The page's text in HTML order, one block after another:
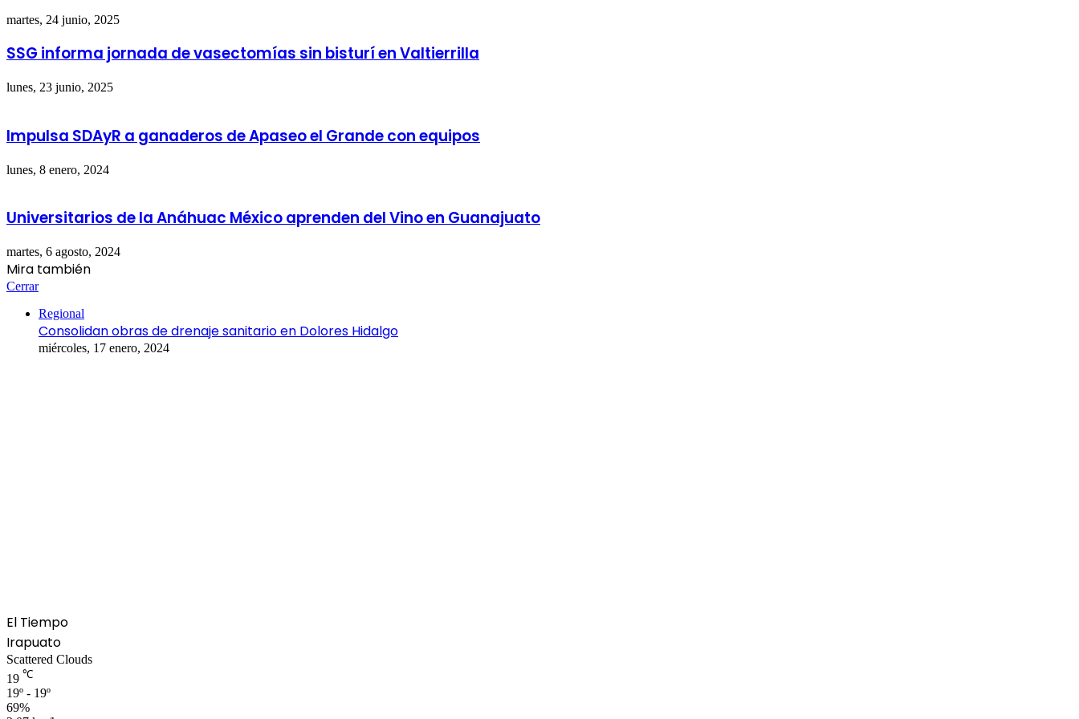
martes, 24 junio, 2025
SSG informa jornada de vasectomías sin bisturí en Valtierrilla
lunes, 23 junio, 2025
Impulsa SDAyR a ganaderos de Apaseo el Grande con equipos
lunes, 8 enero, 2024
Universitarios de la Anáhuac México aprenden del Vino en Guanajuato
martes, 6 agosto, 2024
Mira también
Cerrar
Regional
Consolidan obras de drenaje sanitario en Dolores Hidalgo
miércoles, 17 enero, 2024
El Tiempo
Irapuato
Scattered Clouds
19 ℃
19º - 19º
69%